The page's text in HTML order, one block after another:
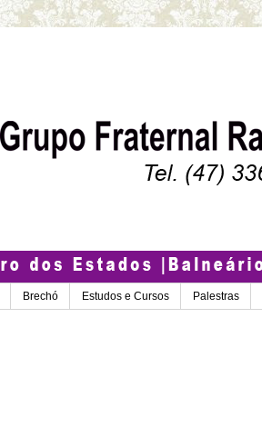
Brechó Estudos e Cursos Palestras